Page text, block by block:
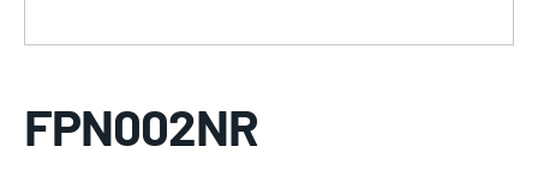
FPN002NR